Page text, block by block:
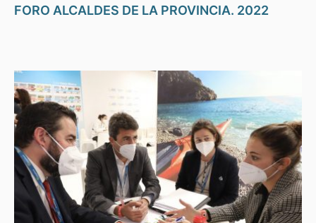
FORO ALCALDES DE LA PROVINCIA. 2022